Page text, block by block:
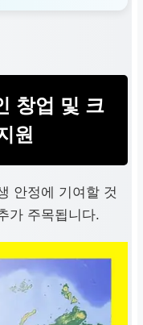
창업 및 크
원
안정에 기여할 것
가 주목됩니다.